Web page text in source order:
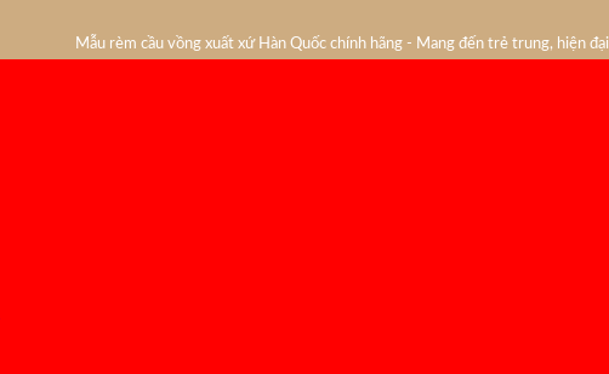
Mẫu rèm cầu vồng xuất xứ Hàn Quốc chính hãng - Mang đến trẻ trung, hiện đại